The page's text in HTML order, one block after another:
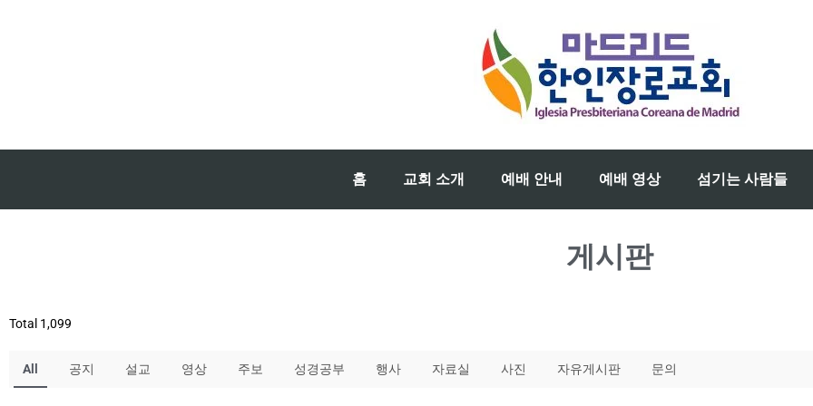
홈 교회 소개 예배 안내 예배 영상 섬기는 사람들
게시판
Total 1,099
All 공지 설교 영상 주보 성경공부 행사 자료실 사진 자유게시판 문의